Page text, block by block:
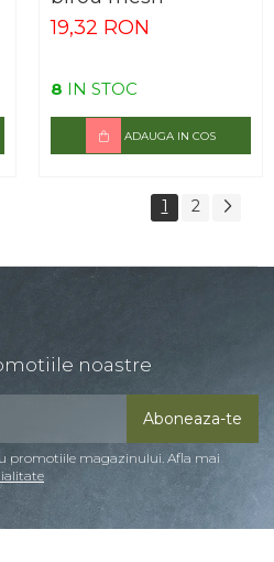
19,32 RON
8 IN STOC
ADAUGA IN COS
1 2
noastre
promotiile magazinului. Afla mai